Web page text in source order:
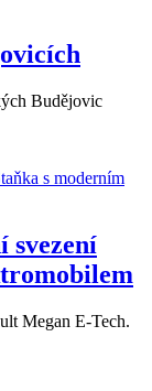
Budějovic
svezení
Megan E-Tech.